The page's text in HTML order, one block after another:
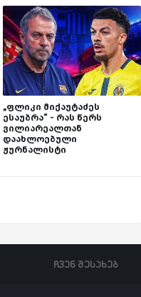
„ფლიკი მიქაუტაძეს
ესაუბრა“ - რას წერს
ვილიარეალთან
დაახლოებული
ჟურნალისტი
ჩვენ შესახებ